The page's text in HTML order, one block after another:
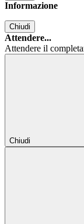
Informazione
Chiudi
Attendere...
Attendere il
Chiudi